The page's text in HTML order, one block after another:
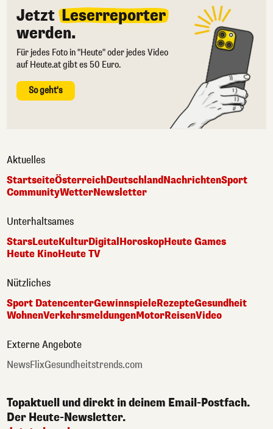
Jetzt Leserreporter
werden.
Für jedes Foto in "Heute" oder jedes Video
auf Heute.at gibt es 50 Euro.
So geht's
Aktuelles
StartseiteÖsterreichDeutschlandNachrichtenSport
CommunityWetterNewsletter
Unterhaltsames
StarsLeuteKulturDigital HoroskopHeute Games
Heute KinoHeute TV
Nützliches
Sport DatencenterGewinnspieleRezepteGesundheit
WohnenVerkehrsmeldungenMotorReisenVideo
Externe Angebote
NewsFlixGesundheitstrends.com
Topaktuell und direkt in deinem Email-Postfach.
Der Heute-Newsletter.